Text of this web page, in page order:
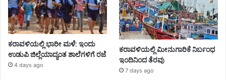
ಕರಾವಳಿಯಲ್ಲಿ ಭಾರೀ ಮಳೆ: ಇಂದು
ಉಡುಪಿ ಜಿಲ್ಲೆಯಾದ್ಯಂತ ಶಾಲೆಗಳಿಗೆ ರಜೆ
4 days ago
ಕರಾವಳಿಯಲ್ಲಿ ಮೀನುಗಾರಿಕೆ ನಿರ್ಬಂಧ
ಇಂದಿನಿಂದ ತೆರವು
7 days ago